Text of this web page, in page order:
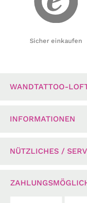
Sicher einkaufen
WANDTATTOO-
INFORMATIONEN
NÜTZLICHES /